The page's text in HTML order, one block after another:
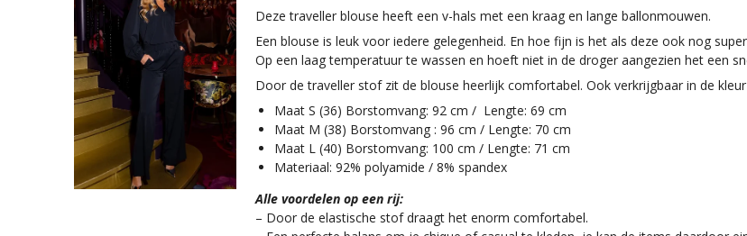
Deze traveller blouse heeft een v-hals met een kraag en lange ballonmouwen.
Een blouse is leuk voor iedere gelegenheid. En hoe fijn is het als deze ook nog
Op een laag temperatuur te wassen en hoeft niet in de droger aangezien het een
Door de traveller stof zit de blouse heerlijk comfortabel. Ook verkrijgbaar in de
Maat S (36) Borstomvang: 92 cm / Lengte: 69 cm
Maat M (38) Borstomvang : 96 cm / Lengte: 70 cm
Maat L (40) Borstomvang: 100 cm / Lengte: 71 cm
Materiaal: 92% polyamide / 8% spandex
Alle voordelen op een rij:
– Door de elastische stof draagt het enorm comfortabel.